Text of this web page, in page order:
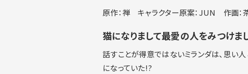
原作：禅 キャラクター原案：JUN 作画：
猫になりまして最愛の人をみつけまし
話すことが得意ではないミランダは、思い
になっていた!?